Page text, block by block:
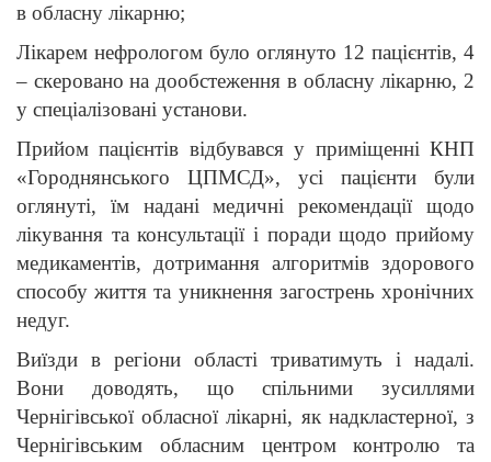
в обласну лікарню;
Лікарем нефрологом було оглянуто 12 пацієнтів, 4
– скеровано на дообстеження в обласну лікарню, 2
у спеціалізовані установи.
Прийом пацієнтів відбувався у приміщенні КНП
«Городнянського ЦПМСД», усі пацієнти були
оглянуті, їм надані медичні рекомендації щодо
лікування та консультації і поради щодо прийому
медикаментів, дотримання алгоритмів здорового
способу життя та уникнення загострень хронічних
недуг.
Виїзди в регіони області триватимуть і надалі.
Вони доводять, що спільними зусиллями
Чернігівської обласної лікарні, як надкластерної, з
Чернігівським обласним центром контролю та